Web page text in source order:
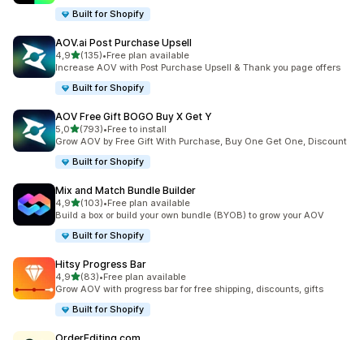
Built for Shopify
AOV.ai Post Purchase Upsell
4,9z 5 hvězd
(135)
Celkový počet recenzí: 135
•Free plan available
Increase AOV with Post Purchase Upsell & Thank you page offers
Built for Shopify
AOV Free Gift BOGO Buy X Get Y
5,0z 5 hvězd
(793)
Celkový počet recenzí: 793
•Free to install
Grow AOV by Free Gift With Purchase, Buy One Get One, Discount
Built for Shopify
Mix and Match Bundle Builder
4,9z 5 hvězd
(103)
Celkový počet recenzí: 103
•Free plan available
Build a box or build your own bundle (BYOB) to grow your AOV
Built for Shopify
Hitsy Progress Bar
4,9z 5 hvězd
(83)
Celkový počet recenzí: 83
•Free plan available
Grow AOV with progress bar for free shipping, discounts, gifts
Built for Shopify